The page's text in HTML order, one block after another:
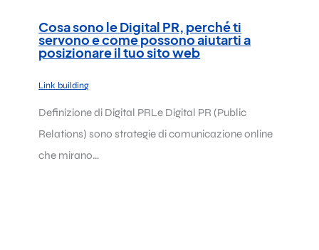
Cosa sono le Digital PR, perché ti
servono e come possono aiutarti a
posizionare il tuo sito web
Link building
Definizione di Digital PRLe Digital PR (Public
Relations) sono strategie di comunicazione online
che mirano…